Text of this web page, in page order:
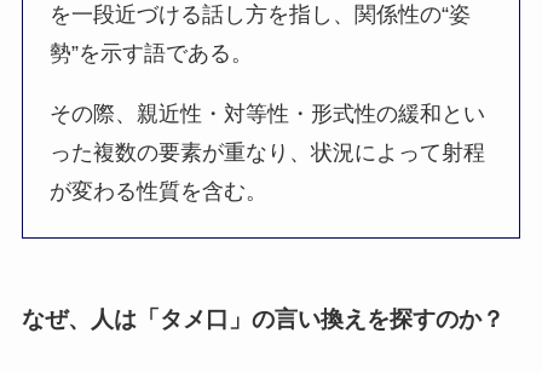
を一段近づける話し方を指し、関係性の“姿
勢”を示す語である。
その際、親近性・対等性・形式性の緩和とい
った複数の要素が重なり、状況によって射程
が変わる性質を含む。
なぜ、人は「タメ口」の言い換えを探すのか？